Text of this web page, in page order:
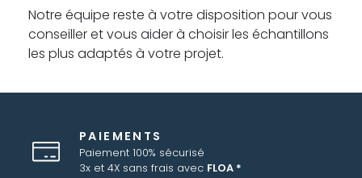
Notre équipe reste à votre disposition pour vous
conseiller et vous aider à choisir les échantillons
les plus adaptés à votre projet.
PAIEMENTS
Paiement 100% sécurisé
3x et 4X sans frais avec FLOA *